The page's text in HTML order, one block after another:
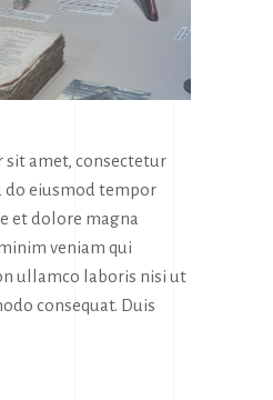
sit amet, consectetur
do eiusmod tempor
et dolore magna
veniam qui
ullamco laboris nisi ut
consequat. Duis